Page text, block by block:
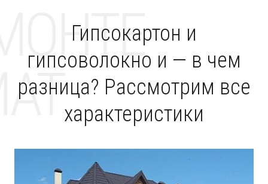
Гипсокартон и
гипсоволокно и — в чем
разница? Рассмотрим все
характеристики